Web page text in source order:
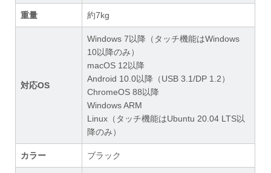
重量 約7kg
対応OS
Windows 7以降（タッチ機能はWindows
10以降のみ）
macOS 12以降
Android 10.0以降（USB 3.1/DP 1.2）
ChromeOS 88以降
Windows ARM
Linux（タッチ機能はUbuntu 20.04 LTS以
降のみ）
カラー ブラック